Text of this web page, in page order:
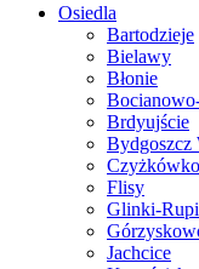
Osiedla
Bartodzieje
Bielawy
Błonie
Brdyujście
Bydgoszcz
Czyżkówko
Flisy
Glinki-
Jachcice